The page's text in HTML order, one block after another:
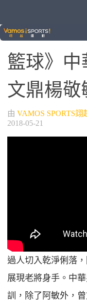
VAMOS自製節目
籃球》中
文鼎楊敬
由 VAMOS SPORTS翊
2018-05-21
過人切入乾淨俐落
展現老將身手。中
訓，除了阿敏外，